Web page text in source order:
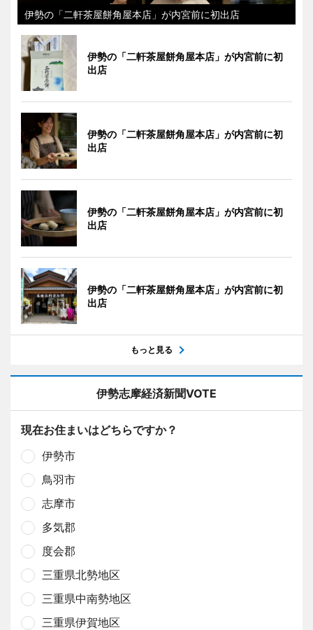
伊勢の「二軒茶屋餅角屋本店」が内宮前に初出店
伊勢の「二軒茶屋餅角屋本店」が内宮前に初
出店
伊勢の「二軒茶屋餅角屋本店」が内宮前に初
出店
伊勢の「二軒茶屋餅角屋本店」が内宮前に初
出店
伊勢の「二軒茶屋餅角屋本店」が内宮前に初
出店
もっと見る
伊勢志摩経済新聞VOTE
現在お住まいはどちらですか？
伊勢市
鳥羽市
志摩市
多気郡
度会郡
三重県北勢地区
三重県中南勢地区
三重県伊賀地区